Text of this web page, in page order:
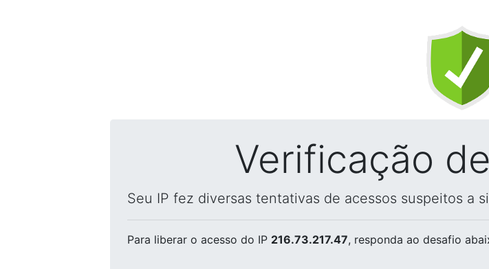
Verificação
Seu IP fez diversas tentativas de acessos suspeitos a
Para liberar o acesso do IP 216.73.217.47, responda ao desafio